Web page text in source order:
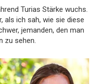
Turias Stärke wuchs.
als ich sah, wie sie diese
jemanden, den man
zu sehen.